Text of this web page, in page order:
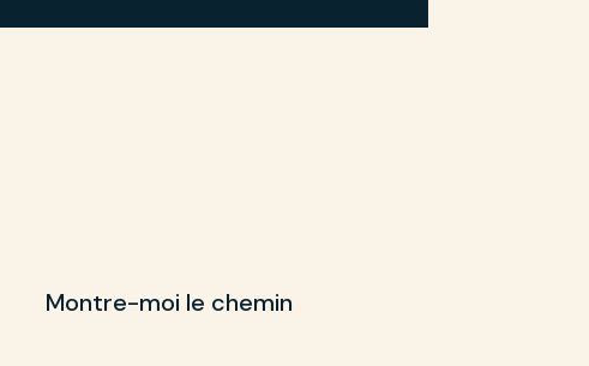
Montre-moi le chemin